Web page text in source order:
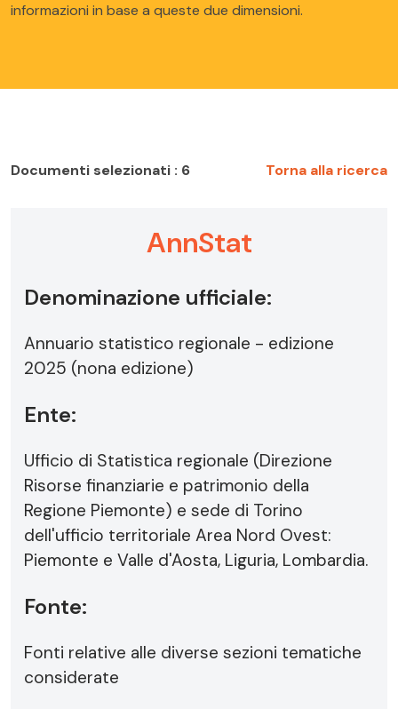
informazioni in base a queste due dimensioni.
Documenti selezionati : 6 Torna alla ricerca
AnnStat
Denominazione ufficiale:
Annuario statistico regionale - edizione
2025 (nona edizione)
Ente:
Ufficio di Statistica regionale (Direzione
Risorse finanziarie e patrimonio della
Regione Piemonte) e sede di Torino
dell'ufficio territoriale Area Nord Ovest:
Piemonte e Valle d'Aosta, Liguria, Lombardia.
Fonte:
Fonti relative alle diverse sezioni tematiche
considerate